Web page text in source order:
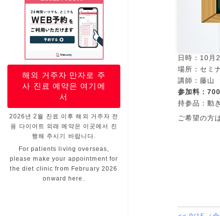
해외 거주자 만자로 주
사 진료 예약은 여기에
서
2026년 2월 진료 이후 해외 거주자 전
용 다이어트 외래 예약은 이곳에서 진
행해 주시기 바랍니다.
For patients living overseas,
please make your appointment for
the diet clinic from February 2026
onward here.
日時：10月
場所：セミ
講師：藤山
参加料：
持参品：動
ご希望の方